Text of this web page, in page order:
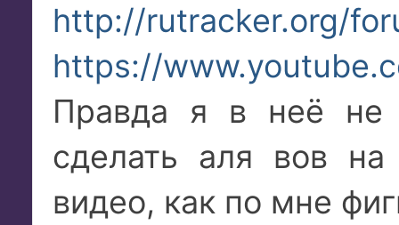
http://rutracker.org/
https://
Правда я в неё не
сделать аля вов
видео, как по мне